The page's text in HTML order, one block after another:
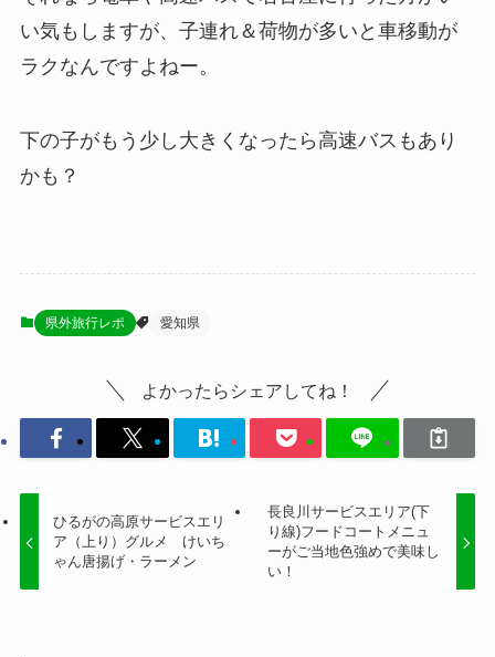
い気もしますが、子連れ＆荷物が多いと車移動が
ラクなんですよねー。
下の子がもう少し大きくなったら高速バスもあり
かも？
県外旅行レポ 愛知県
よかったらシェアしてね！
ひるがの高原サービスエリ
ア（上り）グルメ けいち
ゃん唐揚げ・ラーメン
長良川サービスエリア(下
り線)フードコートメニュ
ーがご当地色強めで美味し
い！